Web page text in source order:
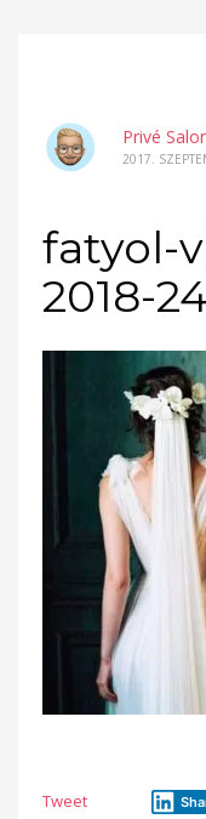
Privé
2017.
fatyol-
2018-
Tweet